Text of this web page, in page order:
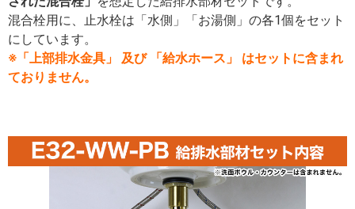
混合栓用に、止水栓は「水側」「お湯側」の各1個をセット
にしています。
※「上部排水金具」 及び 「給水ホース」 はセットに含まれ
ておりません。